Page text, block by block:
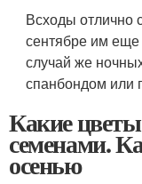
Всходы отлично
сентябре им еще
случай же
спанбондом или
Какие
семенами.
осенью